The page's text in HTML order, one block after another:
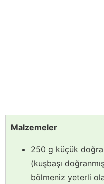
Malzemeler
250 g küçük
(kuşbaşı
bölmeniz yeterli